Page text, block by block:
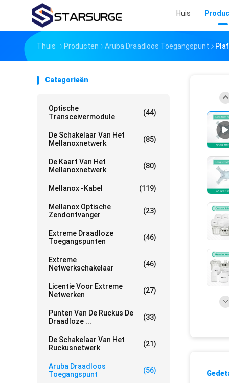
Huis
Thuis Producten Aruba Draadloos Toegangspunt
Catagorieën
Optische
Transceivermodule
(44)
De Schakelaar Van Het
Mellanoxnetwerk
(85)
De Kaart Van Het
Mellanoxnetwerk
(80)
Mellanox -kabel (119)
Mellanox Optische
Zendontvanger
(23)
Extreme Draadloze
Toegangspunten
(46)
Extreme
Netwerkschakelaar
(46)
Licentie Voor Extreme
Netwerken
(27)
Punten Van De Ruckus De
Draadloze ...
(33)
De Schakelaar Van Het
Ruckusnetwerk
(21)
Aruba Draadloos
Toegangspunt
(56)